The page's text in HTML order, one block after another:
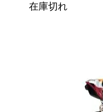
在庫切れ